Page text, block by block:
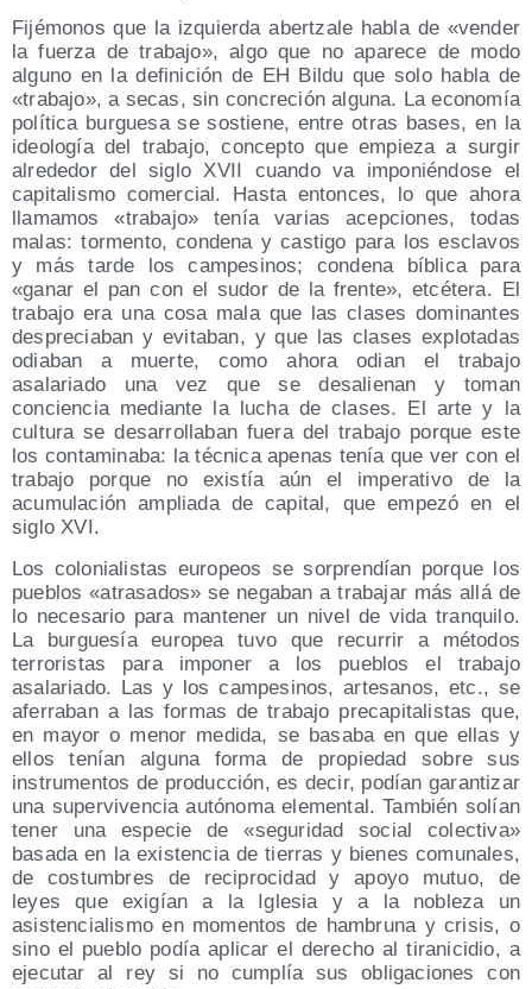
Fijémonos que la izquierda abertzale habla de «vender
la fuerza de trabajo», algo que no aparece de modo
alguno en la definición de EH Bildu que solo habla de
«trabajo», a secas, sin concreción alguna. La economía
política burguesa se sostiene, entre otras bases, en la
ideología del trabajo, concepto que empieza a surgir
alrededor del siglo XVII cuando va imponiéndose el
capitalismo comercial. Hasta entonces, lo que ahora
llamamos «trabajo» tenía varias acepciones, todas
malas: tormento, condena y castigo para los esclavos
y más tarde los campesinos; condena bíblica para
«ganar el pan con el sudor de la frente», etcétera. El
trabajo era una cosa mala que las clases dominantes
despreciaban y evitaban, y que las clases explotadas
odiaban a muerte, como ahora odian el trabajo
asalariado una vez que se desalienan y toman
conciencia mediante la lucha de clases. El arte y la
cultura se desarrollaban fuera del trabajo porque este
los contaminaba: la técnica apenas tenía que ver con el
trabajo porque no existía aún el imperativo de la
acumulación ampliada de capital, que empezó en el
siglo XVI.
Los colonialistas europeos se sorprendían porque los
pueblos «atrasados» se negaban a trabajar más allá de
lo necesario para mantener un nivel de vida tranquilo.
La burguesía europea tuvo que recurrir a métodos
terroristas para imponer a los pueblos el trabajo
asalariado. Las y los campesinos, artesanos, etc., se
aferraban a las formas de trabajo precapitalistas que,
en mayor o menor medida, se basaba en que ellas y
ellos tenían alguna forma de propiedad sobre sus
instrumentos de producción, es decir, podían garantizar
una supervivencia autónoma elemental. También solían
tener una especie de «seguridad social colectiva»
basada en la existencia de tierras y bienes comunales,
de costumbres de reciprocidad y apoyo mutuo, de
leyes que exigían a la Iglesia y a la nobleza un
asistencialismo en momentos de hambruna y crisis, o
sino el pueblo podía aplicar el derecho al tiranicidio, a
ejecutar al rey si no cumplía sus obligaciones con